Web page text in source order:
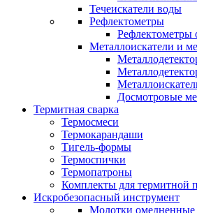
Течеискатели воды
Рефлектометры
Рефлектометры
Металлоискатели и
Досмотровые
Термитная сварка
Термосмеси
Термокарандаши
Тигель-формы
Термоспички
Термопатроны
Комплекты для термитной
Искробезопасный инструмент
Молотки омедненные